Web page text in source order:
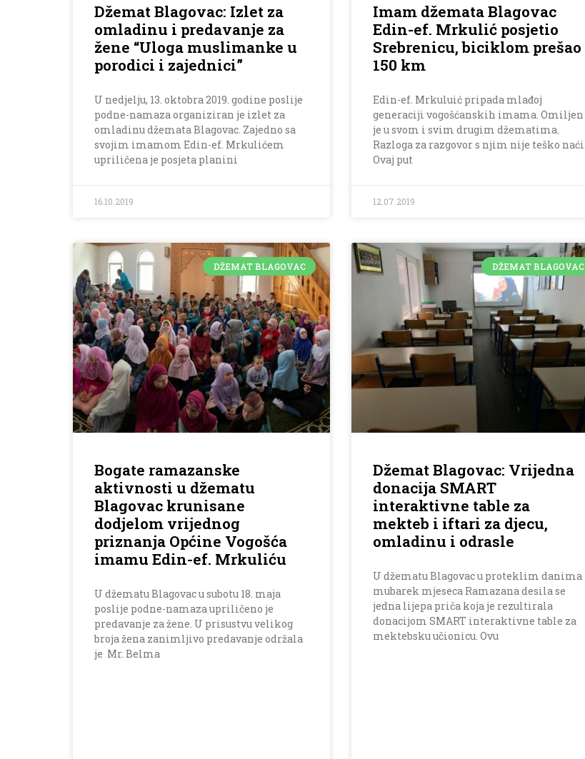
Džemat Blagovac: Izlet za
omladinu i predavanje za
žene “Uloga muslimanke u
porodici i zajednici”
U nedjelju, 13. oktobra 2019. godine poslije
podne-namaza organiziran je izlet za
omladinu džemata Blagovac. Zajedno sa
svojim imamom Edin-ef. Mrkulićem
upriličena je posjeta planini
16.10.2019
Imam džemata Blagovac
Edin-ef. Mrkulić posjetio
Srebrenicu, biciklom prešao
150 km
Edin-ef. Mrkuluić pripada mlađoj
generaciji vogošćanskih imama. Omiljen
je u svom i svim drugim džematima.
Razloga za razgovor s njim nije teško naći.
Ovaj put
12.07.2019
DŽEMAT BLAGOVAC
Bogate ramazanske
aktivnosti u džematu
Blagovac krunisane
dodjelom vrijednog
priznanja Općine Vogošća
imamu Edin-ef. Mrkuliću
U džematu Blagovac u subotu 18. maja
poslije podne-namaza upriličeno je
predavanje za žene. U prisustvu velikog
broja žena zanimljivo predavanje održala
je Mr. Belma
DŽEMAT BLAGOVAC
Džemat Blagovac: Vrijedna
donacija SMART
interaktivne table za
mekteb i iftari za djecu,
omladinu i odrasle
U džematu Blagovac u proteklim danima
mubarek mjeseca Ramazana desila se
jedna lijepa priča koja je rezultirala
donacijom SMART interaktivne table za
mektebsku učionicu. Ovu